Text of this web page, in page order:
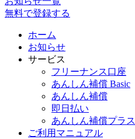
無料で登録する
ホーム
お知らせ
サービス
フリーナンス口座
あんしん補償 Basic
あんしん補償
即日払い
あんしん補償プラス
ご利用マニュアル